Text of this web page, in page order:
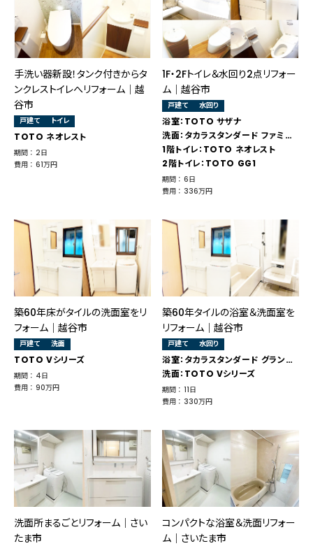
手洗い器新設！タンク付きからタ
ンクレストイレへリフォーム│越
谷市
戸建て トイレ
TOTO ネオレスト
期間 ： 2日
費用 ： 61万円
1F・2Fトイレ＆水回り2点リフォー
ム｜越谷市
戸建て 水回り
浴室：TOTO サザナ
洗面：タカラスタンダード ファミーユ
1階トイレ：TOTO ネオレスト
2階トイレ：TOTO GG1
期間 ： 6日
費用 ： 336万円
築60年床がタイルの洗面室をリ
フォーム｜越谷市
戸建て 洗面
TOTO Vシリーズ
期間 ： 4日
費用 ： 90万円
築60年タイルの浴室＆洗面室を
リフォーム｜越谷市
戸建て 水回り
浴室：タカラスタンダード グランスパ
洗面：TOTO Vシリーズ
期間 ： 11日
費用 ： 330万円
洗面所まるごとリフォーム｜さい
たま市
コンパクトな浴室＆洗面リフォー
ム｜さいたま市